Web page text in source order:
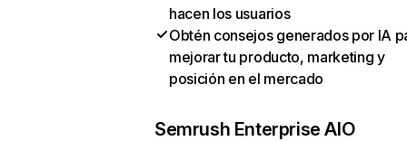
hacen los usuarios
Obtén consejos generados por IA
mejorar tu producto, marketing y
posición en el mercado
Semrush Enterprise AIO